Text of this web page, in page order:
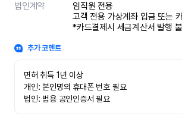
법인계약
임직원 전용
고객 전용 가상계좌 입금 또는
*카드결제시 세금계산서 발행
추가 코멘트
면허 취득 1년 이상
개인: 본인명의 휴대폰 번호 필요
법인: 범용 공인인증서 필요